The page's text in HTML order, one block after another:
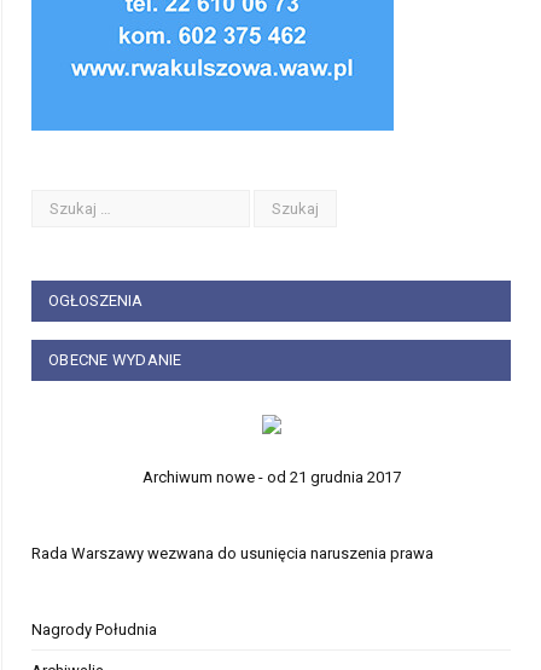
OGŁOSZENIA
OBECNE WYDANIE
Archiwum nowe - od 21 grudnia 2017
Rada Warszawy wezwana do usunięcia naruszenia prawa
Nagrody Południa